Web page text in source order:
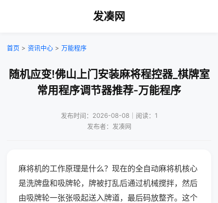
发凑网
首页 > 资讯中心 > 万能程序
随机应变!佛山上门安装麻将程控器_棋牌室
常用程序调节器推荐-万能程序
发布时间：2026-08-08｜阅读：1
发布者：发凑网
麻将机的工作原理是什么？现在的全自动麻将机核心
是洗牌盘和吸牌轮，牌被打乱后通过机械搅拌，然后
由吸牌轮一张张吸起送入牌道，最后码放整齐。这个